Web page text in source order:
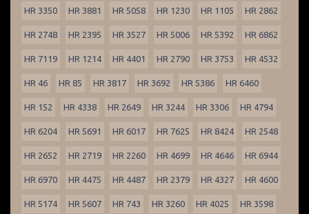
HR 3350 HR 3881 HR 5058 HR 1230 HR 1105 HR 2862
HR 2748 HR 2395 HR 3527 HR 5006 HR 5392 HR 6862
HR 7119 HR 1214 HR 4401 HR 2790 HR 3753 HR 4532
HR 46 HR 85 HR 3817 HR 3692 HR 5386 HR 6460
HR 152 HR 4338 HR 2649 HR 3244 HR 3306 HR 4794
HR 6204 HR 5691 HR 6017 HR 7625 HR 8424 HR 2548
HR 2652 HR 2719 HR 2260 HR 4699 HR 4646 HR 6944
HR 6970 HR 4475 HR 4487 HR 2379 HR 4327 HR 4600
HR 5174 HR 5607 HR 743 HR 3260 HR 4025 HR 3598